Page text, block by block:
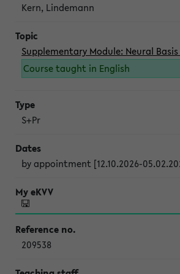
Kern, Lindemann
Supplementary Module: Neural
Course taught in English
S+Pr
by appointment [12.10.2026-
209538